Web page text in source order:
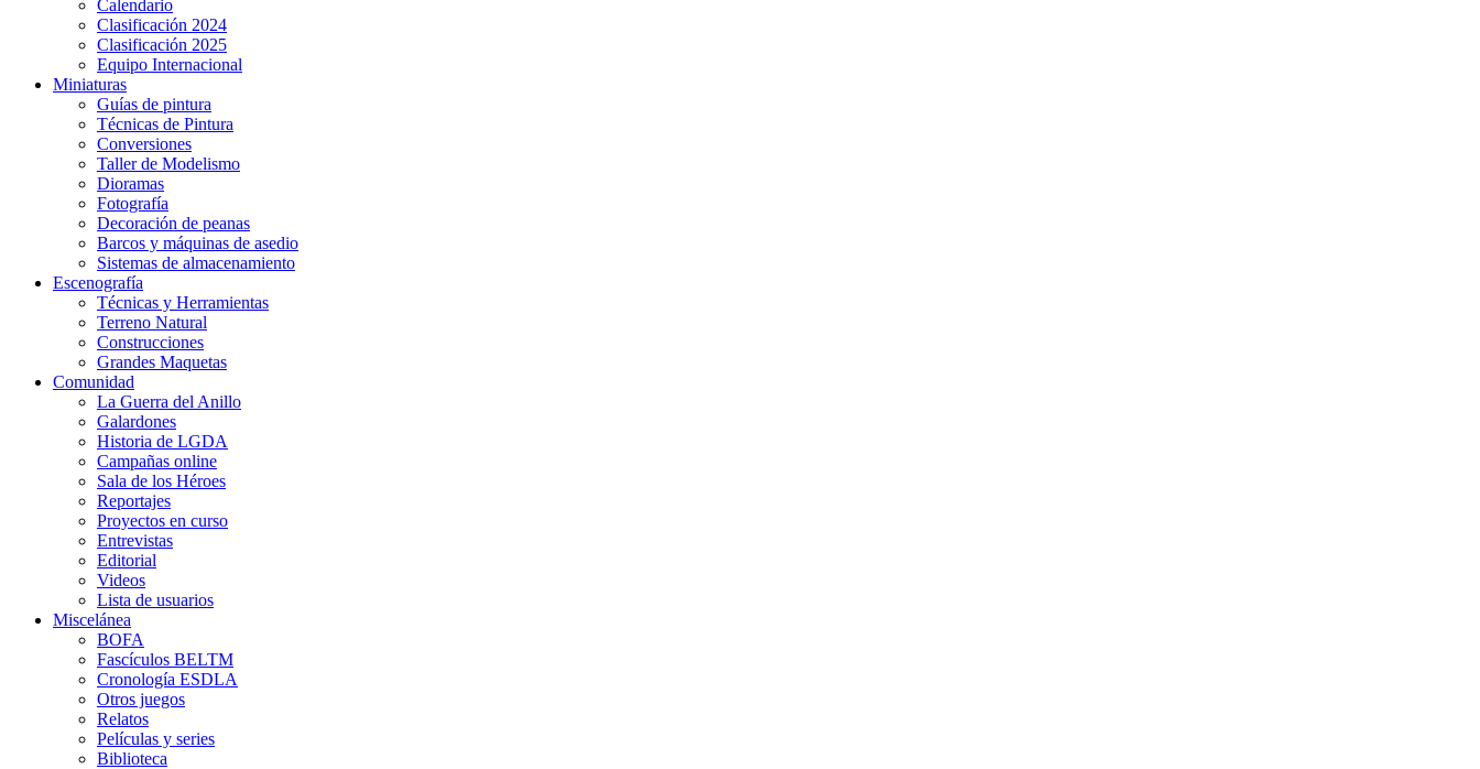
Calendario
Clasificación 2024
Clasificación 2025
Equipo Internacional
Miniaturas
Guías de pintura
Técnicas de Pintura
Conversiones
Taller de Modelismo
Dioramas
Fotografía
Decoración de peanas
Barcos y máquinas de asedio
Sistemas de almacenamiento
Escenografía
Técnicas y Herramientas
Terreno Natural
Construcciones
Grandes Maquetas
Comunidad
La Guerra del Anillo
Galardones
Historia de LGDA
Campañas online
Sala de los Héroes
Reportajes
Proyectos en curso
Entrevistas
Editorial
Videos
Lista de usuarios
Miscelánea
BOFA
Fascículos BELTM
Cronología ESDLA
Otros juegos
Relatos
Películas y series
Biblioteca